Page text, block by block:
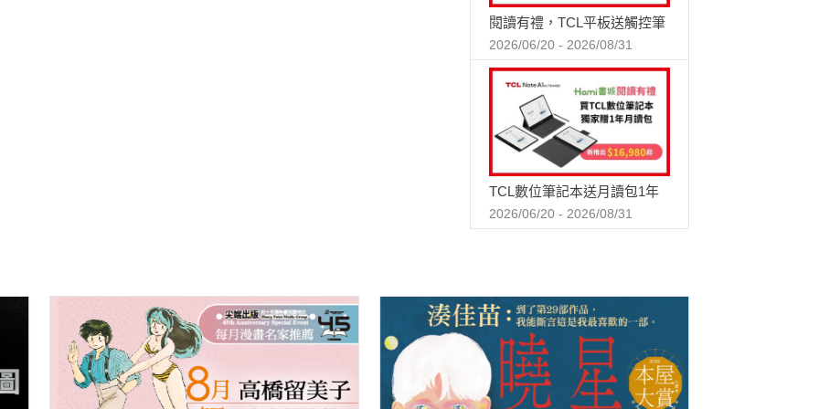
閱讀有禮，TCL平板送觸控筆
2026/06/20 - 2026/08/31
TCL數位筆記本送月讀包1年
2026/06/20 - 2026/08/31